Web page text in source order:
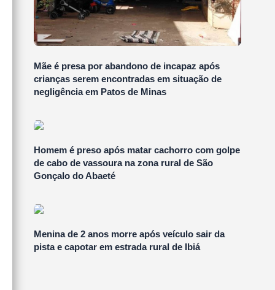
Mãe é presa por abandono de incapaz após
crianças serem encontradas em situação de
negligência em Patos de Minas
Homem é preso após matar cachorro com golpe
de cabo de vassoura na zona rural de São
Gonçalo do Abaeté
Menina de 2 anos morre após veículo sair da
pista e capotar em estrada rural de Ibiá